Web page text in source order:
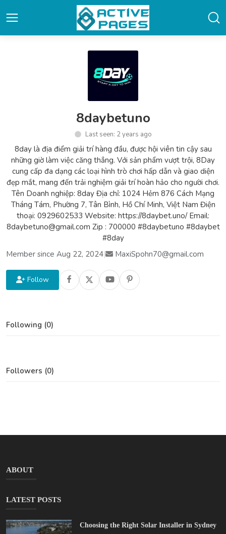
8daybetuno
Last seen: 2 years ago
8day là địa điểm giải trí hàng đầu, được hội viên tin cậy sau
những giờ làm việc căng thẳng. Với sản phẩm vượt trội, 8Day
cung cấp đa dạng các loại hình trò chơi hấp dẫn và giao diện
đẹp mắt, mang đến trải nghiệm giải trí hoàn hảo cho người chơi.
Tên Doanh nghiệp: 8day Địa chỉ: 1024 Hẻm 876 Cách Mạng
Tháng Tám, Phường 7, Tân Bình, Hồ Chí Minh, Việt Nam Điện
thoại: 0929602533 Website: https://8daybet.uno/ Email:
8daybetuno@gmail.com Zip : 700000 #8daybetuno #8daybet
#8day
Member since Aug 22, 2024| MaxiSpohn70@gmail.com
Follow
Following (0)
Followers (0)
ABOUT
LATEST POSTS
Choosing the Right Solar Installer in Sydney